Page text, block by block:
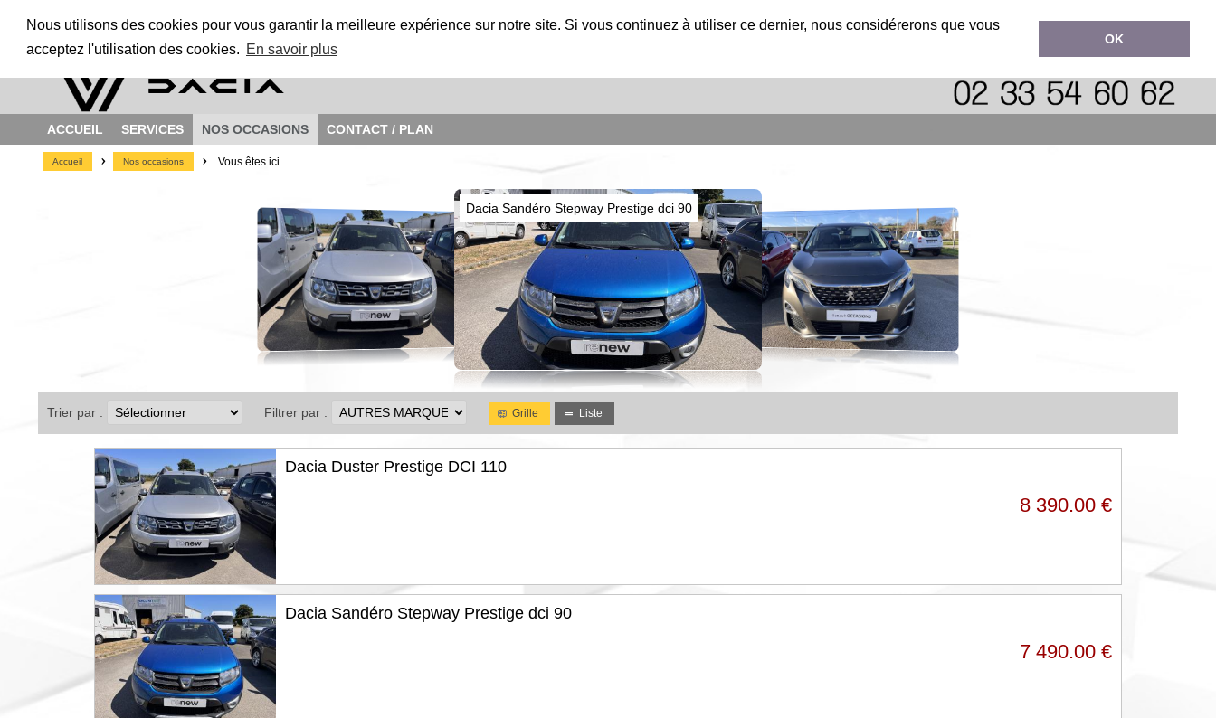
Nous utilisons des cookies pour vous garantir la meilleure expérience sur notre site. Si vous continuez à utiliser ce dernier, nous considérerons que vous
acceptez l'utilisation des cookies. En savoir plus
OK
ACCUEIL SERVICES NOS OCCASIONS CONTACT / PLAN
ok
Accueil > Nos occasions > Vous êtes ici
Dacia Sandéro Stepway Prestige dci 90
Trier par : Filtrer par : Grille Liste
Dacia Duster Prestige DCI 110
8 390.00 €
Dacia Sandéro Stepway Prestige dci 90
7 490.00 €